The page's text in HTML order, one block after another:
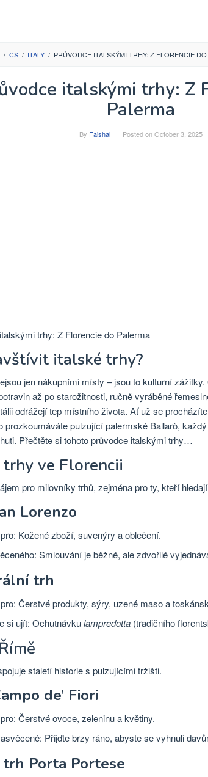
/ CS / ITALY / PRŮVODCE ITALSKÝMI TRHY: Z FLORENCIE
italskými trhy: Z
Palerma
By Faishal Posted onOctober 3, 2025
italské trhy?
jen nákupními místy – jsou to kulturní
až po starožitnosti, ručně vyráběné
odrážejí tep místního života. Ať už se
prozkoumáváte pulzující palermské Ballarò,
Přečtěte si tohoto průvodce italskými trhy…
ve Florencii
pro milovníky trhů, zejména pro ty, kteří
Lorenzo
Kožené zboží, suvenýry a oblečení.
Smlouvání je běžné, ale zdvořilé
trh
Čerstvé produkty, sýry, uzené maso a
si ujít: Ochutnávkulampredotta (tradičního
staletí historie s pulzujícími tržišti.
de’ Fiori
Čerstvé ovoce, zeleninu a květiny.
Přijďte brzy ráno, abyste se vyhnuli
Porta Portese